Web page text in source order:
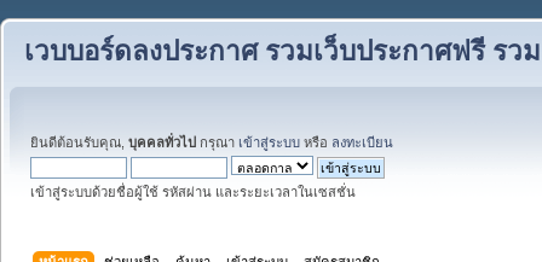
เวบบอร์ดลงประกาศ รวมเว็บประกาศฟรี รว
ยินดีต้อนรับคุณ, บุคคลทั่วไป กรุณา เข้าสู่ระบบ หรือ ลงทะเบียน
เข้าสู่ระบบด้วยชื่อผู้ใช้ รหัสผ่าน และระยะเวลาในเซสชั่น